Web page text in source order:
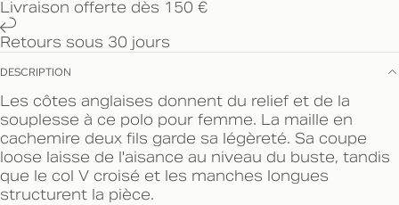
Livraison offerte dès 150 €
Retours sous 30 jours
DESCRIPTION
Les côtes anglaises donnent du relief et de la
souplesse à ce polo pour femme. La maille en
cachemire deux fils garde sa légèreté. Sa coupe
loose laisse de l'aisance au niveau du buste, tandis
que le col V croisé et les manches longues
structurent la pièce.